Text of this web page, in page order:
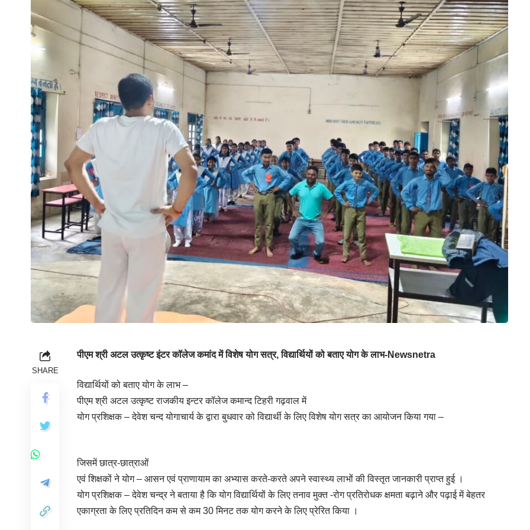
SHARE
पीएम श्री अटल उत्कृष्ट इंटर कॉलेज कमांद में विशेष योग सत्र, विद्यार्थियों को बताए योग के लाभ-Newsnetra
विद्यार्थियों को बताए योग के लाभ–
पीएम श्री अटल उत्कृष्ट राजकीय इन्टर कॉलेज कमान्द टिहरी गढ़वाल में
योग प्रशिक्षक – देवेश चन्द योगाचार्य के द्वारा बुधवार को विद्यार्थी के लिए विशेष योग सत्र का आयोजन किया गया –
जिसमें छात्र-छात्राओं
एवं शिक्षकों ने योग – आसन एवं प्राणायाम का अभ्यास करते-करते अपने स्वास्थ्य लाभों की विस्तृत जानकारी प्राप्त हुई ।
योग प्रशिक्षक–देवेश चन्द्र ने बताया है कि योग विद्यार्थियों के लिए तनाव मुक्त -रोग प्रतिरोधक क्षमता बढ़ाने और पढ़ाई में बेहतर
एकाग्रता के लिए प्रतिदिन कम से कम 30 मिनट तक योग करने के लिए प्रेरित किया ।